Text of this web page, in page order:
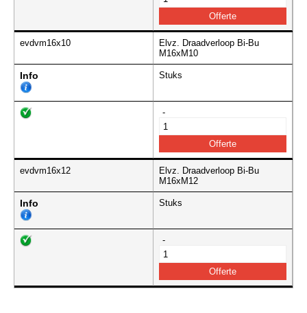
evdvm16x10
Elvz. Draadverloop Bi-Bu
M16xM10
Info Stuks
-
evdvm16x12
Elvz. Draadverloop Bi-Bu
M16xM12
Info Stuks
-